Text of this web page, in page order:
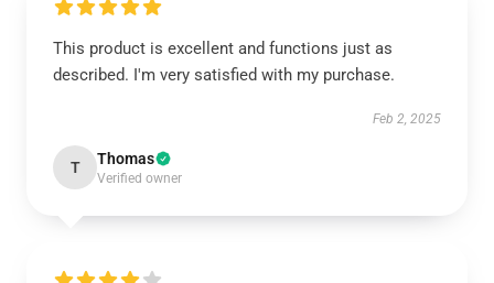
This product is excellent and functions just as
described. I'm very satisfied with my purchase.
Feb 2, 2025
T Thomas
Verified owner